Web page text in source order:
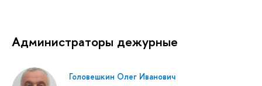
Администраторы дежурные
Головешкин Олег Иванович